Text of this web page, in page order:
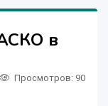
в
Просмотров: 90